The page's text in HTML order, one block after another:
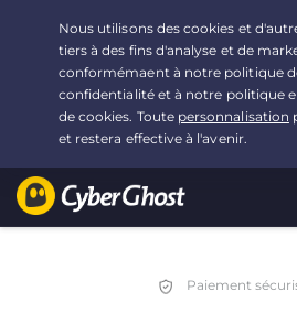
Vous avez opté pour :L'offre la
2.1666666666667 ans à $
Paiement